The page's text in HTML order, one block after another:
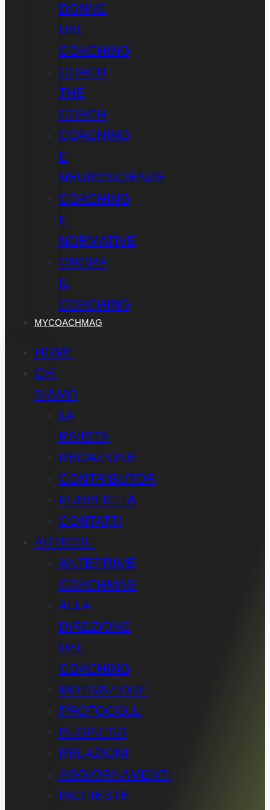
DONNE
DEL
COACHING
COACH
THE
COACH
COACHING
E
NEUROSCIENZE
COACHING
E
NORMATIVE
ONORA
IL
COACHING
MYCOACHMAG
HOME
CHI
SIAMO
LA
RIVISTA
REDAZIONE
CONTRIBUTOR
PUBBLICITÀ
CONTATTI
ARTICOLI
ANTEPRIME
COACHMAG
ALLA
DIREZIONE
DEL
COACHING
MOTIVAZIONE
PROTOCOLLI
BUSINESS
RELAZIONI
AGGIORNAMENTI
INCHIESTE